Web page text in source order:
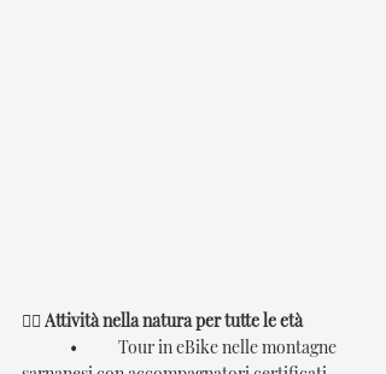
🚴‍♂️ Attività nella natura per tutte le età